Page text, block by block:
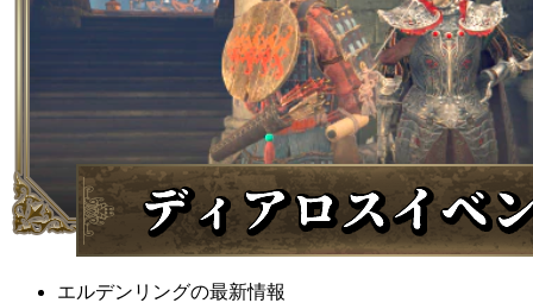
エルデンリングの最新情報